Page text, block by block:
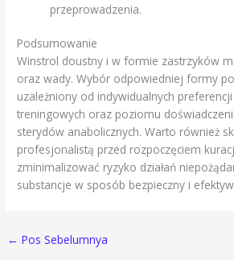
przeprowadzenia.
Podsumowanie
Winstrol doustny i w formie zastrzyków
oraz wady. Wybór odpowiedniej formy
uzależniony od indywidualnych
treningowych oraz poziomu
sterydów anabolicznych. Warto również
profesjonalistą przed rozpoczęciem
zminimalizować ryzyko działań
substancje w sposób bezpieczny i
← Pos Sebelumnya